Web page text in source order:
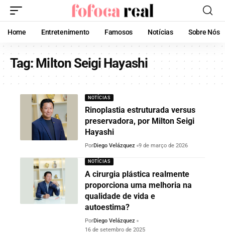
Home Entretenimento Famosos Notícias Sobre Nós
Tag:Milton Seigi Hayashi
NOTÍCIAS
Rinoplastia estruturada versus
preservadora, por Milton Seigi
Hayashi
PorDiego Velázquez 9 de março de 2026
NOTÍCIAS
A cirurgia plástica realmente
proporciona uma melhoria na
qualidade de vida e
autoestima?
PorDiego Velázquez
16 de setembro de 2025